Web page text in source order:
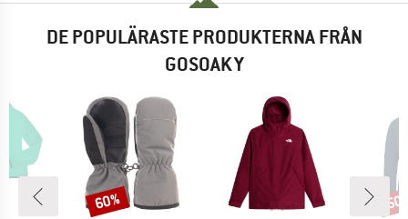
DE POPULÄRASTE PRODUKTERNA FRÅN
GOSOAKY
Rabatt
60%